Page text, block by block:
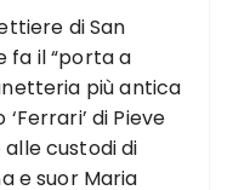
di San
fa il “porta a
più antica
di Pieve
alle custodi di
e suor Maria